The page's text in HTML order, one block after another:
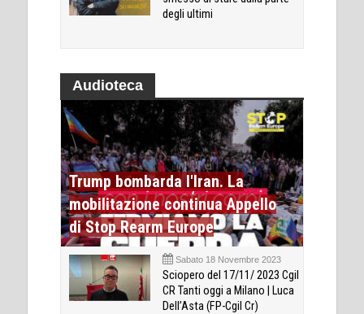
degli ultimi
Audioteca
Trump bombarda l'Iran. La
mobilitazione continua Appello
di Stop Rearm Europe
Sabato 18 Novembre 2023
Sciopero del 17/11/ 2023 Cgil
CR Tanti oggi a Milano | Luca
Dell’Asta (FP-Cgil Cr)